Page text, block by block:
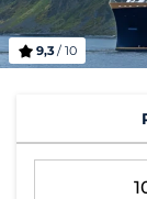
9,3/ 10